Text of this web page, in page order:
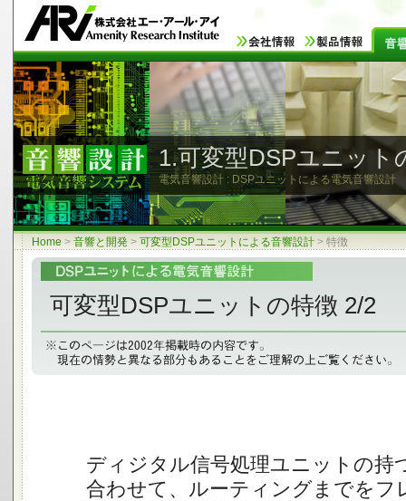
1.可変型DSPユニット
電気音響設計 : DSPユニットによる電気音響設計
Home > 音響と開発 > 可変型DSPユニットによる音響設計 > 特徴
可変型DSPユニットの特徴 2/2
ディジタル信号処理ユニットの持
合わせて、ルーティングまでをフ